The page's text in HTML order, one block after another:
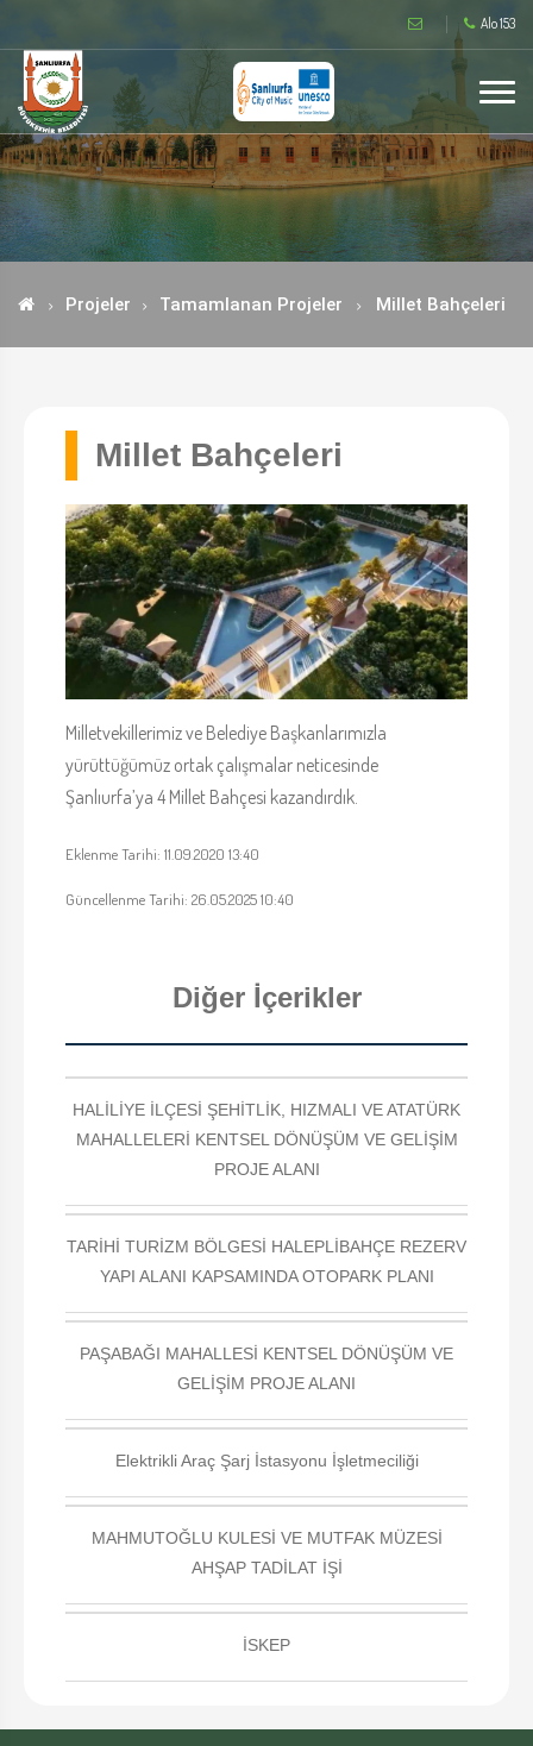
Alo 153
Projeler Tamamlanan Projeler Millet Bahçeleri
Millet Bahçeleri
Milletvekillerimiz ve Belediye Başkanlarımızla
yürüttüğümüz ortak çalışmalar neticesinde
Şanlıurfa’ya 4 Millet Bahçesi kazandırdık.
Eklenme Tarihi: 11.09.2020 13:40
Güncellenme Tarihi: 26.05.2025 10:40
Diğer İçerikler
HALİLİYE İLÇESİ ŞEHİTLİK, HIZMALI VE ATATÜRK
MAHALLELERİ KENTSEL DÖNÜŞÜM VE GELİŞİM
PROJE ALANI
TARİHİ TURİZM BÖLGESİ HALEPLİBAHÇE REZERV
YAPI ALANI KAPSAMINDA OTOPARK PLANI
PAŞABAĞI MAHALLESİ KENTSEL DÖNÜŞÜM VE
GELİŞİM PROJE ALANI
Elektrikli Araç Şarj İstasyonu İşletmeciliği
MAHMUTOĞLU KULESİ VE MUTFAK MÜZESİ
AHŞAP TADİLAT İŞİ
İSKEP